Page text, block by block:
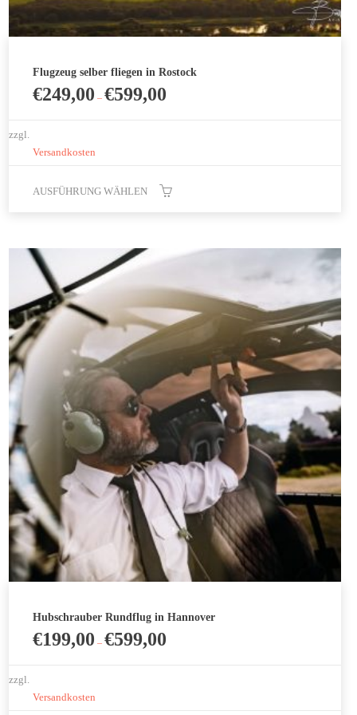
Flugzeug selber fliegen in Rostock
€249,00 –€599,00
zzgl.
Versandkosten
AUSFÜHRUNG WÄHLEN
weist
mehrere
Varianten
auf.
Die
Optionen
können
auf
der
Produktseite
gewählt
werden
Hubschrauber Rundflug in Hannover
€199,00 –€599,00
zzgl.
Versandkosten